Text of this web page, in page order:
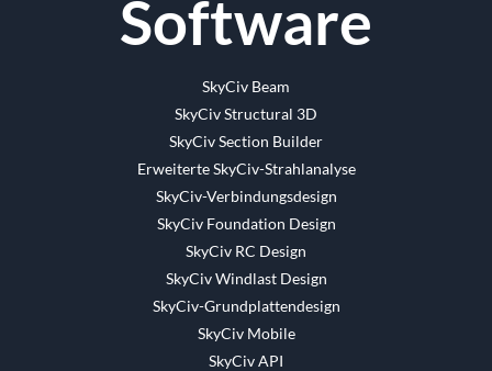
Software
SkyCiv Beam
SkyCiv Structural 3D
SkyCiv Section Builder
Erweiterte SkyCiv-Strahlanalyse
SkyCiv-Verbindungsdesign
SkyCiv Foundation Design
SkyCiv RC Design
SkyCiv Windlast Design
SkyCiv-Grundplattendesign
SkyCiv Mobile
SkyCiv API